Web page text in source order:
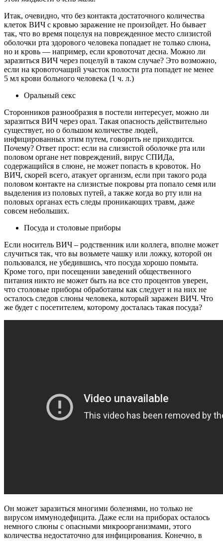
Итак, очевидно, что без контакта достаточного количества
клеток ВИЧ с кровью заражение не произойдет. Но бывает
так, что во время поцелуя на поврежденное место слизистой
оболочки рта здорового человека попадает не только слюна,
но и кровь — например, если кровоточат десна. Можно ли
заразиться ВИЧ через поцелуй в таком случае? Это возможно,
если на кровоточащий участок полости рта попадет не менее
5 мл крови больного человека (1 ч. л.)
Оральный секс
Сторонников разнообразия в постели интересует, можно ли
заразиться ВИЧ через орал. Такая опасность действительно
существует, но о большом количестве людей,
инфицированных этим путем, говорить не приходится.
Почему? Ответ прост: если на слизистой оболочке рта или
половом органе нет повреждений, вирус СПИДа,
содержащийся в слюне, не может попасть в кровоток. Но
ВИЧ, скорей всего, атакует организм, если при такого рода
половом контакте на слизистые покровы рта попало семя или
выделения из половых путей, а также когда во рту или на
половых органах есть следы проникающих травм, даже
совсем небольших.
Посуда и столовые приборы
Если носитель ВИЧ – родственник или коллега, вполне может
случиться так, что вы возьмете чашку или ложку, которой он
пользовался, не убедившись, что посуда хорошо помыта.
Кроме того, при посещении заведений общественного
питания никто не может быть на все сто процентов уверен,
что столовые приборы обработаны как следует и на них не
осталось следов слюны человека, который заражен ВИЧ. Что
же будет с посетителем, которому досталась такая посуда?
Он может заразиться многими болезнями, но только не
вирусом иммунодефицита. Даже если на приборах осталось
немного слюны с опасными микроорганизмами, этого
количества недостаточно для инфицирования. Конечно, в